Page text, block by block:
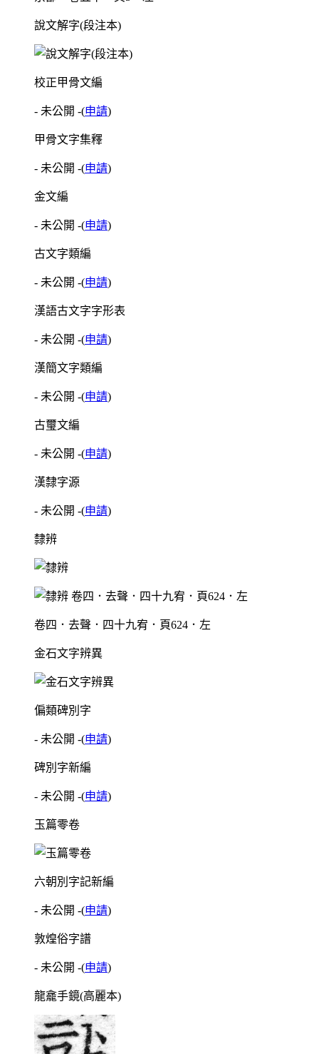
說文解字(段注本)
校正甲骨文編
- 未公開 -(申請)
甲骨文字集釋
- 未公開 -(申請)
金文編
- 未公開 -(申請)
古文字類編
- 未公開 -(申請)
漢語古文字字形表
- 未公開 -(申請)
漢簡文字類編
- 未公開 -(申請)
古璽文編
- 未公開 -(申請)
漢隸字源
- 未公開 -(申請)
隸辨
卷四．去聲．四十九宥．頁624．左
金石文字辨異
偏類碑別字
- 未公開 -(申請)
碑別字新編
- 未公開 -(申請)
玉篇零卷
六朝別字記新編
- 未公開 -(申請)
敦煌俗字譜
- 未公開 -(申請)
龍龕手鏡(高麗本)